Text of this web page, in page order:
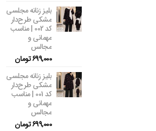
بلیز زنانه مجلسی
مشکی طرح‌دار
کد 002 | مناسب
مهمانی و
مجالس
699,000تومان
بلیز زنانه مجلسی
مشکی طرح‌دار
کد 001 | مناسب
مهمانی و
مجالس
699,000تومان